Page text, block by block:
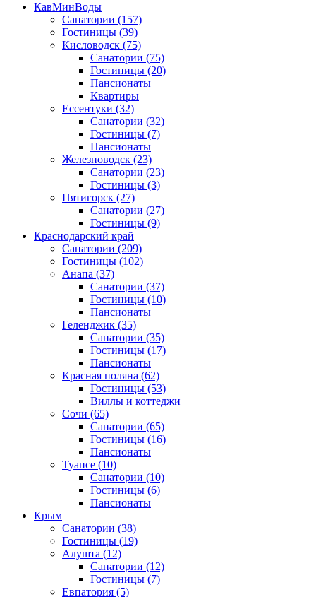
КавМинВоды
Санатории (157)
Гостиницы (39)
Кисловодск (75)
Санатории (75)
Гостиницы (20)
Пансионаты
Квартиры
Ессентуки (32)
Санатории (32)
Гостиницы (7)
Пансионаты
Железноводск (23)
Санатории (23)
Гостиницы (3)
Пятигорск (27)
Санатории (27)
Гостиницы (9)
Краснодарский край
Санатории (209)
Гостиницы (102)
Анапа (37)
Санатории (37)
Гостиницы (10)
Пансионаты
Геленджик (35)
Санатории (35)
Гостиницы (17)
Пансионаты
Красная поляна (62)
Гостиницы (53)
Виллы и коттеджи
Сочи (65)
Санатории (65)
Гостиницы (16)
Пансионаты
Туапсе (10)
Санатории (10)
Гостиницы (6)
Пансионаты
Крым
Санатории (38)
Гостиницы (19)
Алушта (12)
Санатории (12)
Гостиницы (7)
Евпатория (5)